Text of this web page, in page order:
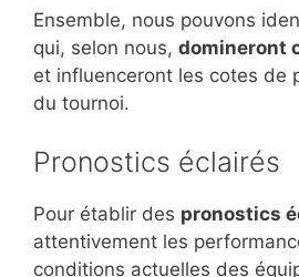
Ensemble, nous pouvons
qui, selon nous, domineront
et influenceront les cotes de
du tournoi.
Pronostics éclairés
Pour établir des pronostics
attentivement les
conditions actuelles des